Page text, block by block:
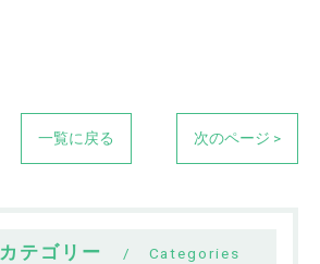
一覧に戻る 次のページ >
カテゴリー Categories